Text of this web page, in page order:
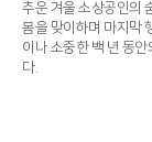
추운 겨울 소상공인의
봄을 맞이하며 마지막
이나 소중한 백 년 동안
다.